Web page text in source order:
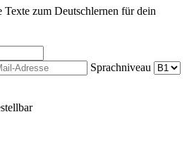
zum Deutschlernen für dein
Sprachniveau